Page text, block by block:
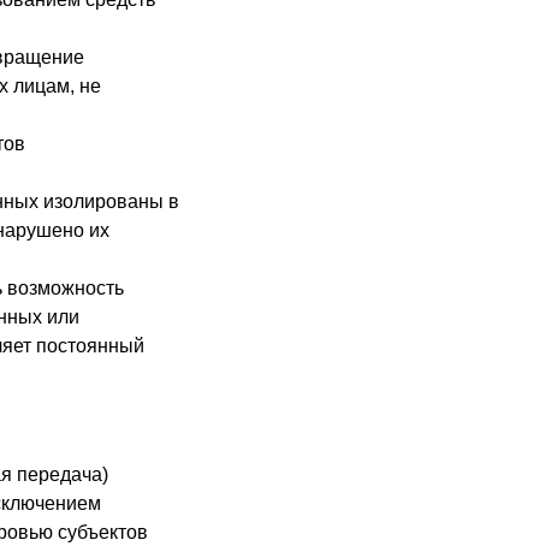
лицам, не
изолированы в
их
возможность
или
постоянный
передача)
субъектов